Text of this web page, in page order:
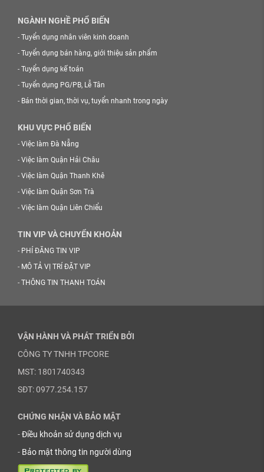
NGÀNH NGHỀ PHỔ BIẾN
- Tuyển dụng nhân viên kinh doanh
- Tuyển dụng bán hàng, giới thiệu sản phẩm
- Tuyển dụng kế toán
- Tuyển dụng PG/PB, Lễ Tân
- Bán thời gian, thời vụ, tuyển nhanh trong ngày
KHU VỰC PHỔ BIẾN
- Việc làm Đà Nẵng
- Việc làm Quận Hải Châu
- Việc làm Quận Thanh Khê
- Việc làm Quận Sơn Trà
- Việc làm Quận Liên Chiểu
TIN VIP VÀ CHUYỂN KHOẢN
- PHÍ ĐĂNG TIN VIP
- MÔ TẢ VỊ TRÍ ĐẶT VIP
- THÔNG TIN THANH TOÁN
VẬN HÀNH VÀ PHÁT TRIỂN BỞI
CÔNG TY TNHH TPCORE
MST: 1801740343
SĐT: 0977.254.157
CHỨNG NHẬN VÀ BẢO MẬT
-Điều khoản sử dụng dịch vụ
- Bảo mật thông tin người dùng